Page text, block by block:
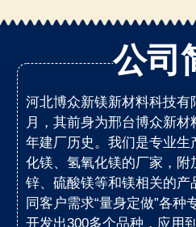
公司
河北博众新镁新材料科技有
月，其前身为邢台博众新
年建厂历史。我们是专业
化镁、氢氧化镁的厂家，附
锌、硫酸镁等和镁相关的产
同客户需求“量身定做”各种
开发出300多个品种，应用